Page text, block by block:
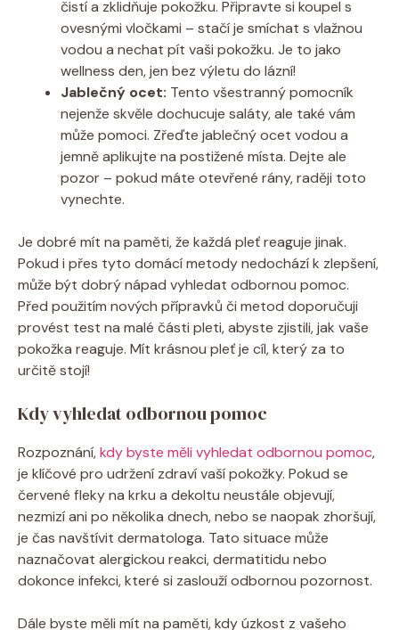
čistí a zklidňuje pokožku. Připravte si koupel s
ovesnými vločkami – stačí je smíchat s vlažnou
vodou a nechat pít vaši pokožku. Je to jako
wellness den, jen bez výletu do lázní!
Jablečný ocet: Tento všestranný pomocník
nejenže skvěle dochucuje saláty, ale také vám
může pomoci. Zřeďte jablečný ocet vodou a
jemně aplikujte na postižené místa. Dejte ale
pozor – pokud máte otevřené rány, raději toto
vynechte.
Je dobré mít na paměti, že každá pleť reaguje jinak.
Pokud i přes tyto domácí metody nedochází k zlepšení,
může být dobrý nápad vyhledat odbornou pomoc.
Před použitím nových přípravků či metod doporučuji
provést test na malé části pleti, abyste zjistili, jak vaše
pokožka reaguje. Mít krásnou pleť je cíl, který za to
určitě stojí!
Kdy vyhledat odbornou pomoc
Rozpoznání,kdy byste měli vyhledat odbornou pomoc,
je klíčové pro udržení zdraví vaší pokožky. Pokud se
červené fleky na krku a dekoltu neustále objevují,
nezmizí ani po několika dnech, nebo se naopak zhoršují,
je čas navštívit dermatologa. Tato situace může
naznačovat alergickou reakci, dermatitidu nebo
dokonce infekci, které si zaslouží odbornou pozornost.
Dále byste měli mít na paměti, kdy úzkost z vašeho